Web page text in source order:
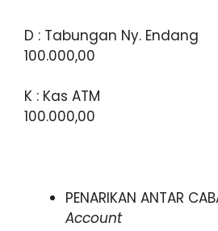
D : Tabungan Ny.
100.000,00
K : Kas
100.000,00
PENARIKAN ANTAR
Account